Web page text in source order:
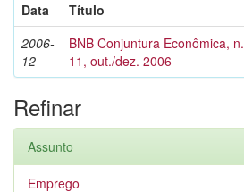
Data
Título
2006-
12
BNB Conjuntura Econômica, n.
11, out./dez. 2006
Refinar
Assunto
Emprego